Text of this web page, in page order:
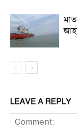
LEAVE A REPLY